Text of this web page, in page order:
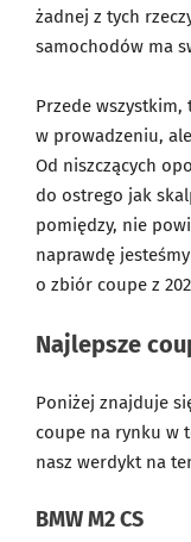
żadnej z tych
samochodów ma
Przede wszystkim,
w prowadzeniu,
Od niszczących
do ostrego jak
pomiędzy, nie
naprawdę
o zbiór coupe z
Najlepsze
Poniżej znajduje
coupe na rynku w
nasz werdykt na
BMW M2 CS